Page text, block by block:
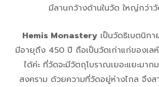
มีลานกว้างด้านในวัด ใหญ่กว่า
Hemis Monastery เป็นวัดธิเบตนิก
มีอายุถึง 450 ปี ถือเป็นวัดเก่าแก่ของเล
ได้ค่ะ ที่วัดจะมีวัตถุโบราณเยอะแยะมา
สงคราม ด้วยความที่วัดอยู่ห่างไกล จึงส